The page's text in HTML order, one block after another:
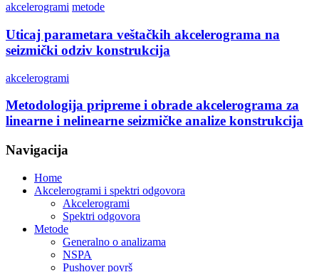
akcelerogrami metode
Uticaj parametara veštačkih akcelerograma na
seizmički odziv konstrukcija
akcelerogrami
Metodologija pripreme i obrade akcelerograma za
linearne i nelinearne seizmičke analize konstrukcija
Navigacija
Home
Akcelerogrami i spektri odgovora
Akcelerogrami
Spektri odgovora
Metode
Generalno o analizama
NSPA
Pushover površ